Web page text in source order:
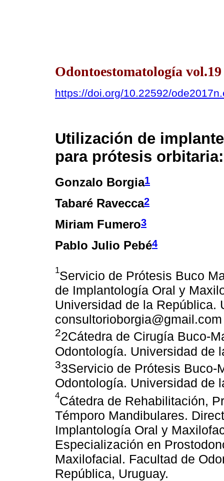
Odontoestomatología
https://doi.org/10.22592/
Utilización de
para prótesis
Gonzalo Borgia1
Tabaré Ravecca2
Miriam Fumero3
Pablo Julio Pebé4
1Servicio de Prótesis Buco
de Implantología Oral y
Universidad de la República.
consultorioborgia@gmail.com
22Cátedra de Cirugía Buco-
Odontología. Universidad de
33Servicio de Prótesis Buco-
Odontología. Universidad de
4Cátedra de Rehabilitación,
Témporo Mandibulares.
Implantología Oral y
Especialización en
Maxilofacial. Facultad de
República, Uruguay.